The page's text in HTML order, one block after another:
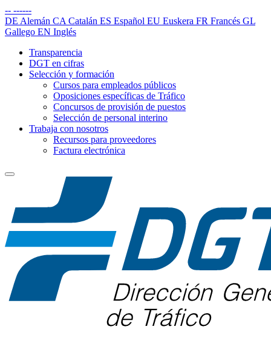
-- ------
DE Alemán CA Catalán ES Español EU Euskera FR Francés GL
Gallego EN Inglés
Transparencia
DGT en cifras
Selección y formación
Cursos para empleados públicos
Oposiciones específicas de Tráfico
Concursos de provisión de puestos
Selección de personal interino
Trabaja con nosotros
Recursos para proveedores
Factura electrónica